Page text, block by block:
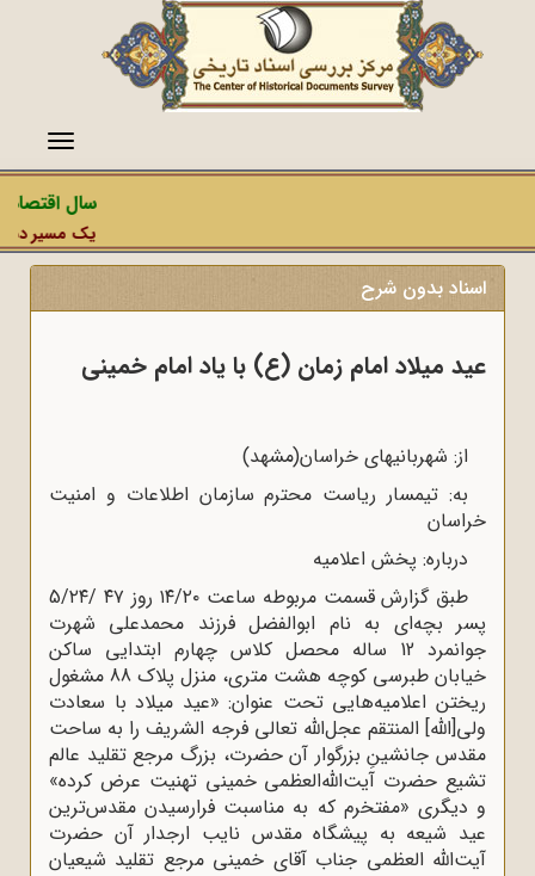
منو
سال
یک مسیر
اسناد بدون شرح
عید میلاد امام زمان (ع) با یاد امام خمینی
از: شهربانیهای خراسان(مشهد)
به: تیمسار ریاست محترم سازمان اطلاعات و امنیت
خراسان
درباره: پخش اعلامیه
طبق گزارش قسمت مربوطه ساعت ۱۴/۲۰ روز ۴۷ /5/۲۴
پسر بچه‌اى به نام ابوالفضل فرزند محمدعلى شهرت
جوانمرد 12 ساله محصل کلاس چهارم ابتدایى ساکن
خیابان طبرسى کوچه هشت مترى، منزل پلاک 88 مشغول
ریختن اعلامیه‌هایى تحت عنوان: «عید میلاد با سعادت
ولى[الله‌] المنتقم عجل‌الله‌ تعالى فرجه الشریف را به ساحت
مقدس جانشینِ بزرگوار آن حضرت، بزرگ مرجع تقلید عالم
تشیع حضرت آیت‌الله‌العظمى خمینى تهنیت عرض کرده»
و دیگرى «مفتخرم که به مناسبت فرارسیدن مقدس‌ترین
عید شیعه به پیشگاه مقدس نایب ارجدار آن حضرت
آیت‌الله‌ العظمى جناب آقاى خمینى مرجع تقلید شیعیان